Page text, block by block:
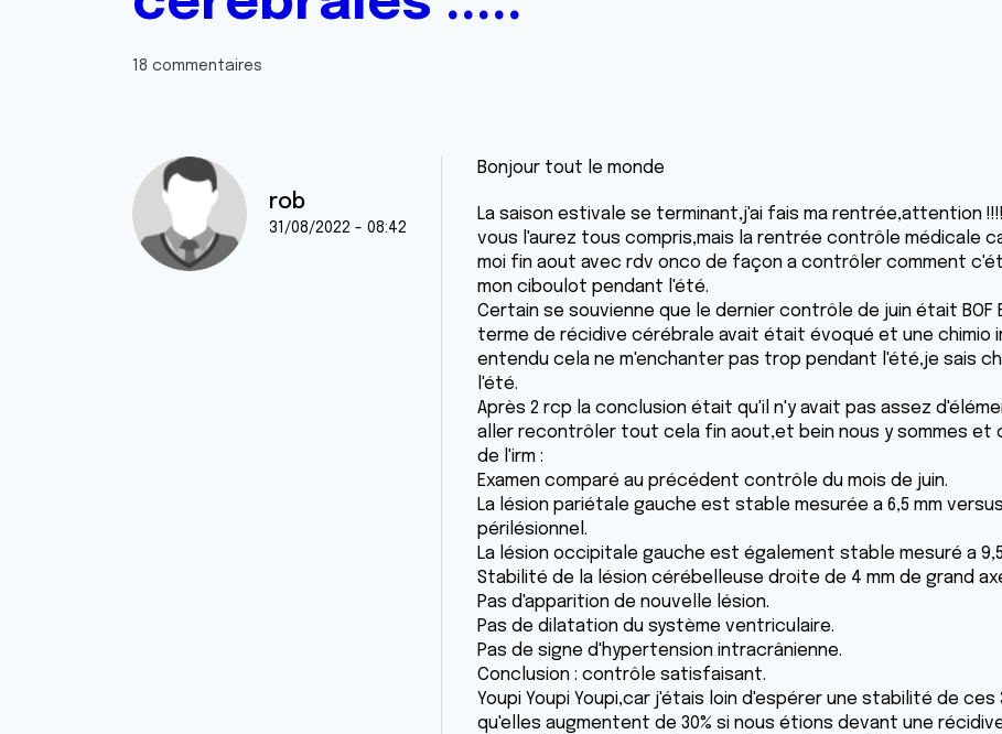
18 commentaires
rob
31/08/2022 - 08:42
Bonjour tout le monde
La saison estivale se terminant,j'ai fais ma rentrée,attention
vous l'aurez tous compris,mais la rentrée contrôle médicale
moi fin aout avec rdv onco de façon a contrôler comment
mon ciboulot pendant l'été.
Certain se souvienne que le dernier contrôle de juin était
terme de récidive cérébrale avait était évoqué et une chimio
entendu cela ne m'enchanter pas trop pendant l'été,je sais
l'été.
Après 2 rcp la conclusion était qu'il n'y avait pas assez
aller recontrôler tout cela fin aout,et bein nous y sommes et
de l'irm :
Examen comparé au précédent contrôle du mois de juin.
La lésion pariétale gauche est stable mesurée a 6,5 mm
périlésionnel.
La lésion occipitale gauche est également stable mesuré a 9,5
Stabilité de la lésion cérébelleuse droite de 4 mm de grand
Pas d'apparition de nouvelle lésion.
Pas de dilatation du système ventriculaire.
Pas de signe d'hypertension intracrânienne.
Conclusion : contrôle satisfaisant.
Youpi Youpi Youpi,car j'étais loin d'espérer une stabilité de
qu'elles augmentent de 30% si nous étions devant une